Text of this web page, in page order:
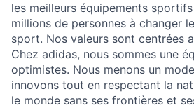
les meilleurs équipements
millions de personnes à changer
sport. Nos valeurs sont centrées
Chez adidas, nous sommes une
optimistes. Nous menons un
innovons tout en respectant la
le monde sans ses frontières et